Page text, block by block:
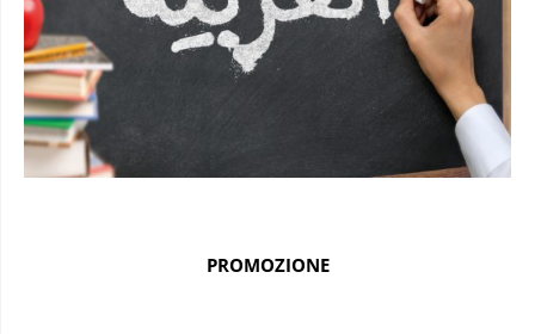
PROMOZIONE